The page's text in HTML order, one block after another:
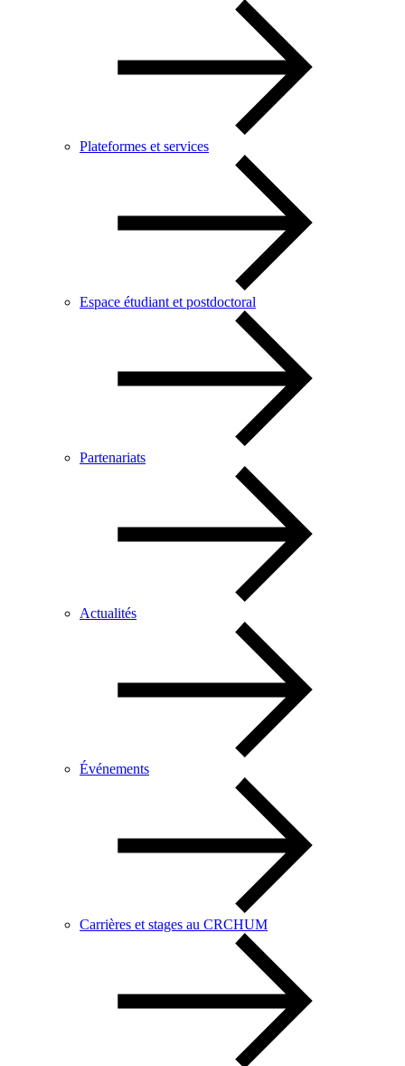
Plateformes et services
Espace étudiant et postdoctoral
Partenariats
Actualités
Événements
Carrières et stages au CRCHUM